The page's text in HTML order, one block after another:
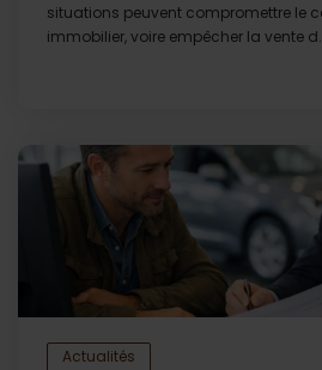
situations peuvent compromettre le
immobilier, voire empêcher la vente
Actualités